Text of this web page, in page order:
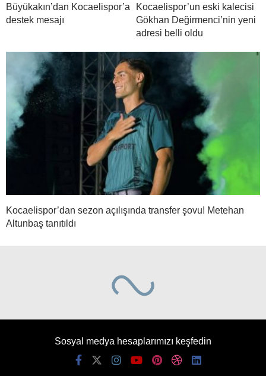
Büyükakın’dan Kocaelispor’a
destek mesajı
Kocaelispor’un eski kalecisi
Gökhan Değirmenci’nin yeni
adresi belli oldu
Kocaelispor’dan sezon açılışında transfer şovu! Metehan
Altunbaş tanıtıldı
Sosyal medya hesaplarımızı keşfedin